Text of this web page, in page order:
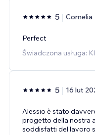
5 Cornelia
Perfect
Świadczona usługa:
5 16 lut
Alessio è stato
progetto della nostra
soddisfatti del lavoro